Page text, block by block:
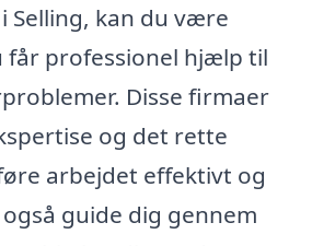
Selling, kan du være
får professionel hjælp til
Disse firmaer
og det rette
arbejdet effektivt og
guide dig gennem